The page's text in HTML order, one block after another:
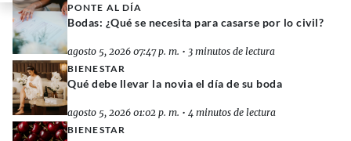
PONTE AL DÍA
Bodas: ¿Qué se necesita para casarse por lo civil?
agosto 5, 2026 07:47 p. m. • 3 minutos de lectura
BIENESTAR
Qué debe llevar la novia el día de su boda
agosto 5, 2026 01:02 p. m. • 4 minutos de lectura
BIENESTAR